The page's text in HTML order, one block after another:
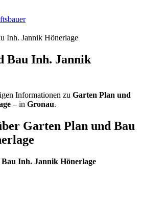
Inh. Jannik Hönerlage
Bau Inh. Jannik
Informationen zu Garten Plan und
– in Gronau.
Garten Plan und Bau
Inh. Jannik Hönerlage